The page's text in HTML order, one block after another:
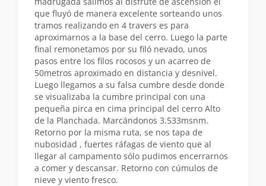
que fluyó de manera excelente sorteando unos
tramos realizando en 4 travers es para
aproximarnos a la base del cerro. Luego la parte
final remonetamos por su filó nevado, unos
pasos entre los filos rocosos y un acarreo de
50metros aproximado en distancia y desnivel.
Luego llegamos a su falsa cumbre desde donde
se visualizaba la cumbre principal con una
pequeña pirca en cima principal del cerro Alto
de la Planchada. Marcándonos 3.533msnm.
Retorno por la misma ruta, se nos tapa de
nubosidad , fuertes ráfagas de viento que al
llegar al campamento sólo pudimos encerrarnos
a comer y descansar. Retorno con cúmulos de
nieve y viento fresco.